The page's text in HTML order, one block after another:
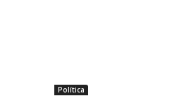
Política